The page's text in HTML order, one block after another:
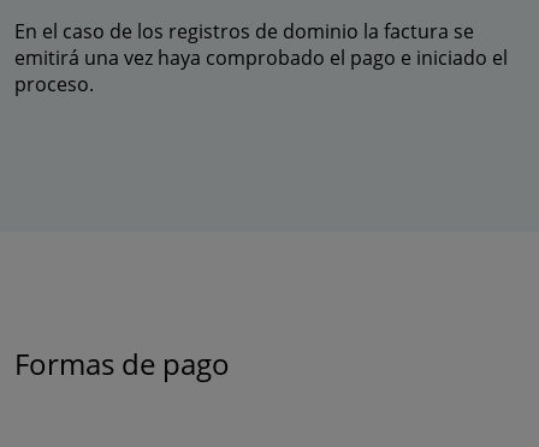
En el caso de los registros de dominio la factura se
emitirá una vez haya comprobado el pago e iniciado el
proceso.
Formas de pago